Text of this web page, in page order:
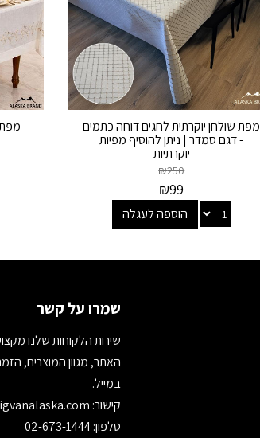
מפת שולחן יוקרתית לחגים דוחה כתמים
- דגם סמדר | ניתן להוסיף מפיות
יוקרתיות
₪250
₪99
הוספה לעגלה
שמרו על קשר
שירות הלקוחות שלנו
האתר, מגוון המוצרים,
במייל.
קישור:
טלפון: 02-673-1444